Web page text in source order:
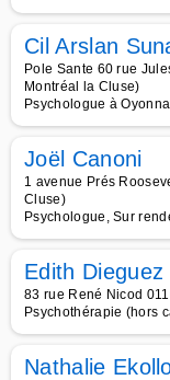
Cil Arslan
Pole Sante 60 rue
Montréal la Cluse)
Psychologue à
Joël Canoni
1 avenue Prés
Cluse)
Psychologue, Sur
Edith Dieguez
83 rue René Nicod
Psychothérapie (hors
Nathalie